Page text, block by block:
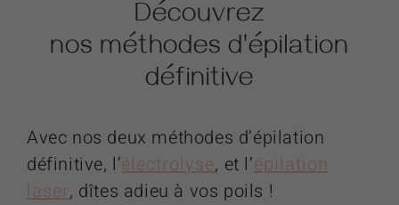
Découvrez
nos méthodes d'épilation
définitive
Avec nos deux méthodes d’épilation
définitive, l’électrolyse, et l’épilation
laser, dîtes adieu à vos poils !